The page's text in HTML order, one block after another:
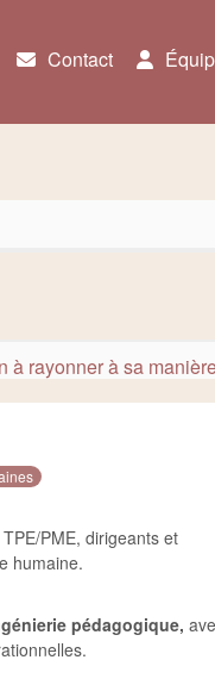
Contact
à rayonner à sa
PME, dirigeants et
humaine.
pédagogique,